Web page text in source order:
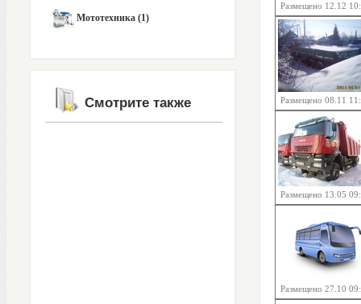
Мототехника (1)
Смотрите также
Размещено 12.12
Размещено 08.11
Размещено 13.05
Размещено 27.10